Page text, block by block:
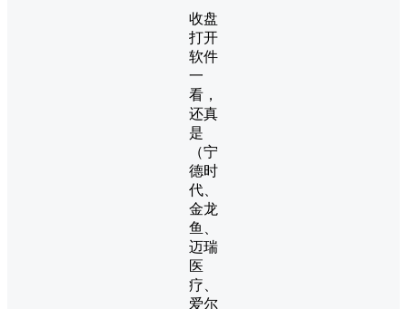
收盘
打开
软件
一
看，
还真
是
（宁
德时
代、
金龙
鱼、
迈瑞
医
疗、
爱尔